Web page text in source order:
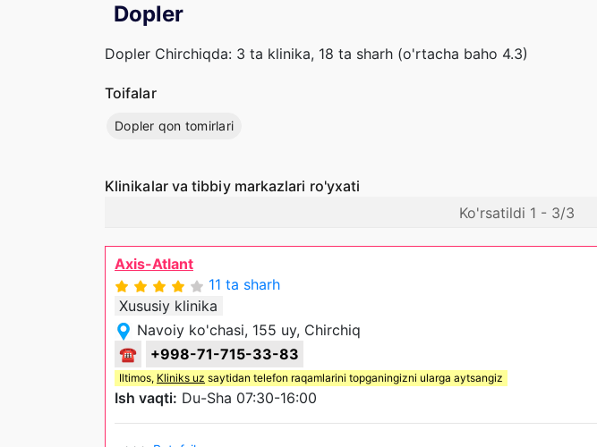
Dopler
Dopler Chirchiqda: 3 ta klinika, 18 ta sharh (o'rtacha baho 4.3)
Toifalar
Dopler qon tomirlari
Klinikalar va tibbiy markazlari ro'yxati
Ko'rsatildi 1 - 3/3
Axis-Atlant
11 ta sharh
Xususiy klinika
Navoiy ko'chasi, 155 uy, Chirchiq
☎
+998-71-715-33-83
Iltimos, Kliniks uz saytidan telefon raqamlarini topganingizni ularga aytsangiz
Ish vaqti: Du-Sha 07:30-16:00